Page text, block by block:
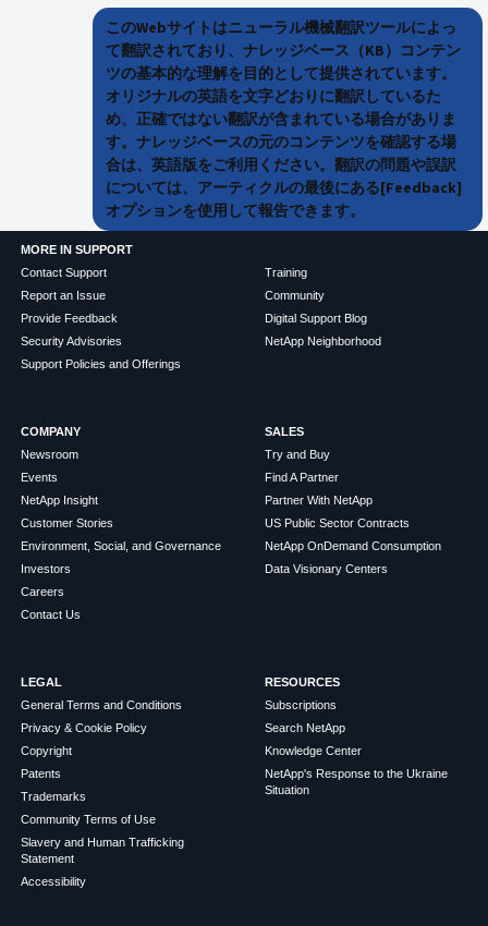
このWebサイトはニューラル機械翻訳ツールによっ
て翻訳されており、ナレッジベース（KB）コンテン
ツの基本的な理解を目的として提供されています。
オリジナルの英語を文字どおりに翻訳しているた
め、正確ではない翻訳が含まれている場合がありま
す。ナレッジベースの元のコンテンツを確認する場
合は、英語版をご利用ください。翻訳の問題や誤訳
については、アーティクルの最後にある[Feedback]
オプションを使用して報告できます。
MORE IN SUPPORT
Contact Support
Report an Issue
Provide Feedback
Security Advisories
Support Policies and Offerings
Training
Community
Digital Support Blog
NetApp Neighborhood
COMPANY
Newsroom
Events
NetApp Insight
Customer Stories
Environment, Social, and Governance
Investors
Careers
Contact Us
SALES
Try and Buy
Find A Partner
Partner With NetApp
US Public Sector Contracts
NetApp OnDemand Consumption
Data Visionary Centers
LEGAL
General Terms and Conditions
Privacy & Cookie Policy
Copyright
Patents
Trademarks
Community Terms of Use
Slavery and Human Trafficking
Statement
Accessibility
RESOURCES
Subscriptions
Search NetApp
Knowledge Center
NetApp's Response to the Ukraine
Situation